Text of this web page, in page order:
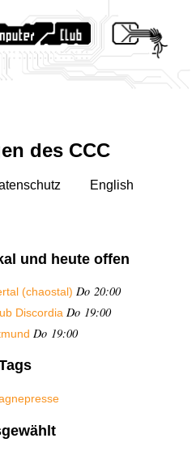
des CCC
English
und heute offen
(chaostal) Do 20:00
Discordia Do 19:00
Do 19:00
presse